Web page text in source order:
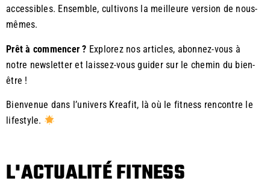
accessibles. Ensemble, cultivons la meilleure version de nous-
mêmes.
Prêt à commencer ? Explorez nos articles, abonnez-vous à
notre newsletter et laissez-vous guider sur le chemin du bien-
être !
Bienvenue dans l’univers Kreafit, là où le fitness rencontre le
lifestyle.
L'ACTUALITÉ FITNESS